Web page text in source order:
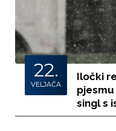
22.
VELJAČA
Iločki
pjesmu
singl s